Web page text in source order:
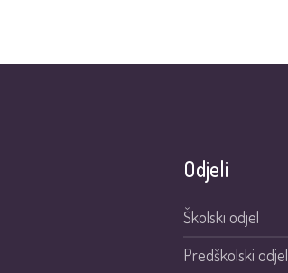
Odjeli
Školski odjel
Predškolski odjel